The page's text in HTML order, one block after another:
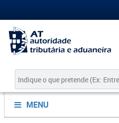
MENU